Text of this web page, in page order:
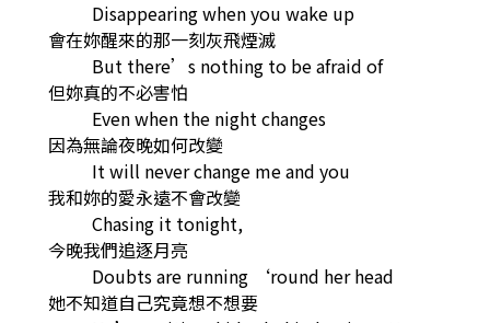
Disappearing when you wake up
會在妳醒來的那一刻灰飛煙滅
But there’s nothing to be afraid of
但妳真的不必害怕
Even when the night changes
因為無論夜晚如何改變
It will never change me and you
我和妳的愛永遠不會改變
Chasing it tonight,
今晚我們追逐月亮
Doubts are running ‘round her head
她不知道自己究竟想不想要